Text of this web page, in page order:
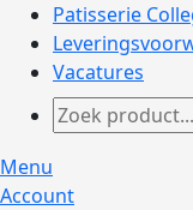
Patisserie
Vacatures
Menu
Account